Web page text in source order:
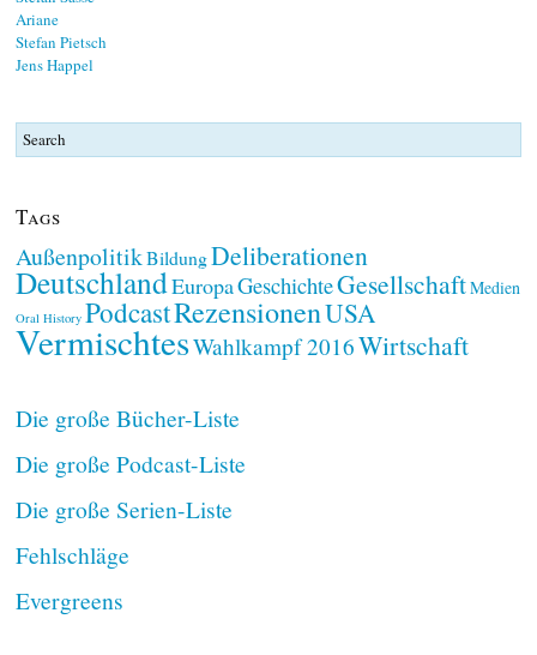
Ariane
Stefan Pietsch
Jens Happel
Tags
AußenpolitikBildungDeliberationen
DeutschlandEuropaGeschichteGesellschaftMedien
Oral History PodcastRezensionenUSA
VermischtesWahlkampf 2016Wirtschaft
Die große Bücher-Liste
Die große Podcast-Liste
Die große Serien-Liste
Fehlschläge
Evergreens